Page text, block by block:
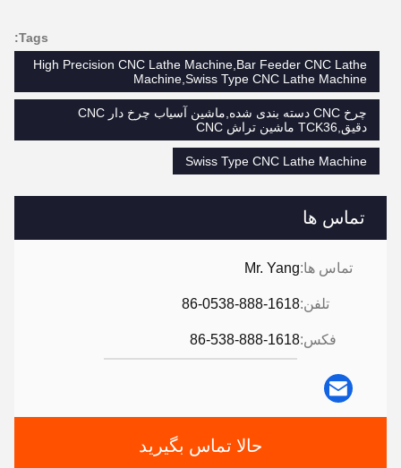
تماس ها
تماس ها:Mr. Yang
تلفن:86-0538-888-1618
فکس:86-538-888-1618
حالا تماس بگیرید
Tags:
High Precision CNC Lathe Machine,Bar Feeder CNC Lathe
Machine,Swiss Type CNC Lathe Machine
چرخ CNC دسته بندی شده,ماشین آسیاب چرخ دار CNC
دقیق,TCK36 ماشین تراش CNC
Swiss Type CNC Lathe Machine